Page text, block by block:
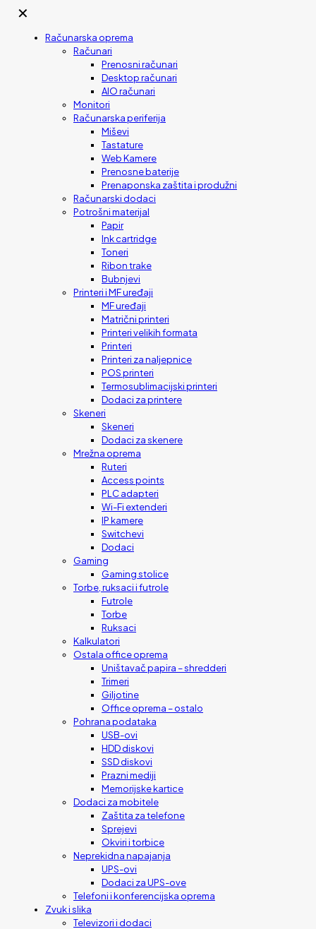
✕
Računarska oprema
Računari
Prenosni računari
Desktop računari
AIO računari
Monitori
Računarska periferija
Miševi
Tastature
Web Kamere
Prenosne baterije
Prenaponska zaštita i produžni
Računarski dodaci
Potrošni materijal
Papir
Ink cartridge
Toneri
Ribon trake
Bubnjevi
Printeri i MF uređaji
MF uređaji
Matrični printeri
Printeri velikih formata
Printeri
Printeri za naljepnice
POS printeri
Termosublimacijski printeri
Dodaci za printere
Skeneri
Skeneri
Dodaci za skenere
Mrežna oprema
Ruteri
Access points
PLC adapteri
Wi-Fi extenderi
IP kamere
Switchevi
Dodaci
Gaming
Gaming stolice
Torbe, ruksaci i futrole
Futrole
Torbe
Ruksaci
Kalkulatori
Ostala office oprema
Uništavač papira – shredderi
Trimeri
Giljotine
Office oprema – ostalo
Pohrana podataka
USB-ovi
HDD diskovi
SSD diskovi
Prazni mediji
Memorijske kartice
Dodaci za mobitele
Zaštita za telefone
Sprejevi
Okviri i torbice
Neprekidna napajanja
UPS-ovi
Dodaci za UPS-ove
Telefoni i konferencijska oprema
Zvuk i slika
Televizori i dodaci